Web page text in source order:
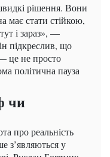
рішення. Вони
має стати стійкою,
і зараз», —
підкреслив, що
це не просто
політична пауза
чи
про реальність
з’являються у